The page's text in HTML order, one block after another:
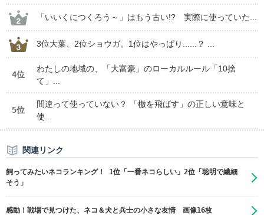
「いいくにつくろう～」はもう古い!? 実際に使っていた...
3位大葉、2位ショウガ。1位はやっぱり......？ ...
4位
わたしの地域の、「大富豪」のローカルルール「10捨
て」...
5位
間違って使っていない？ 「檄を飛ばす」の正しい意味と
使...
関連リンク
飼ってみたいネコランキング！ 1位「一番ネコらしい」2位「聡明で繊細
そう」
感動！戦場で見つけた、ネコ＆犬と兵士の小さな友情 画像16枚